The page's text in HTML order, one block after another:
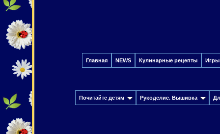
Главная NEWS Кулинарные рецепты Игры
Почитайте детям Рукоделие. Вышивка